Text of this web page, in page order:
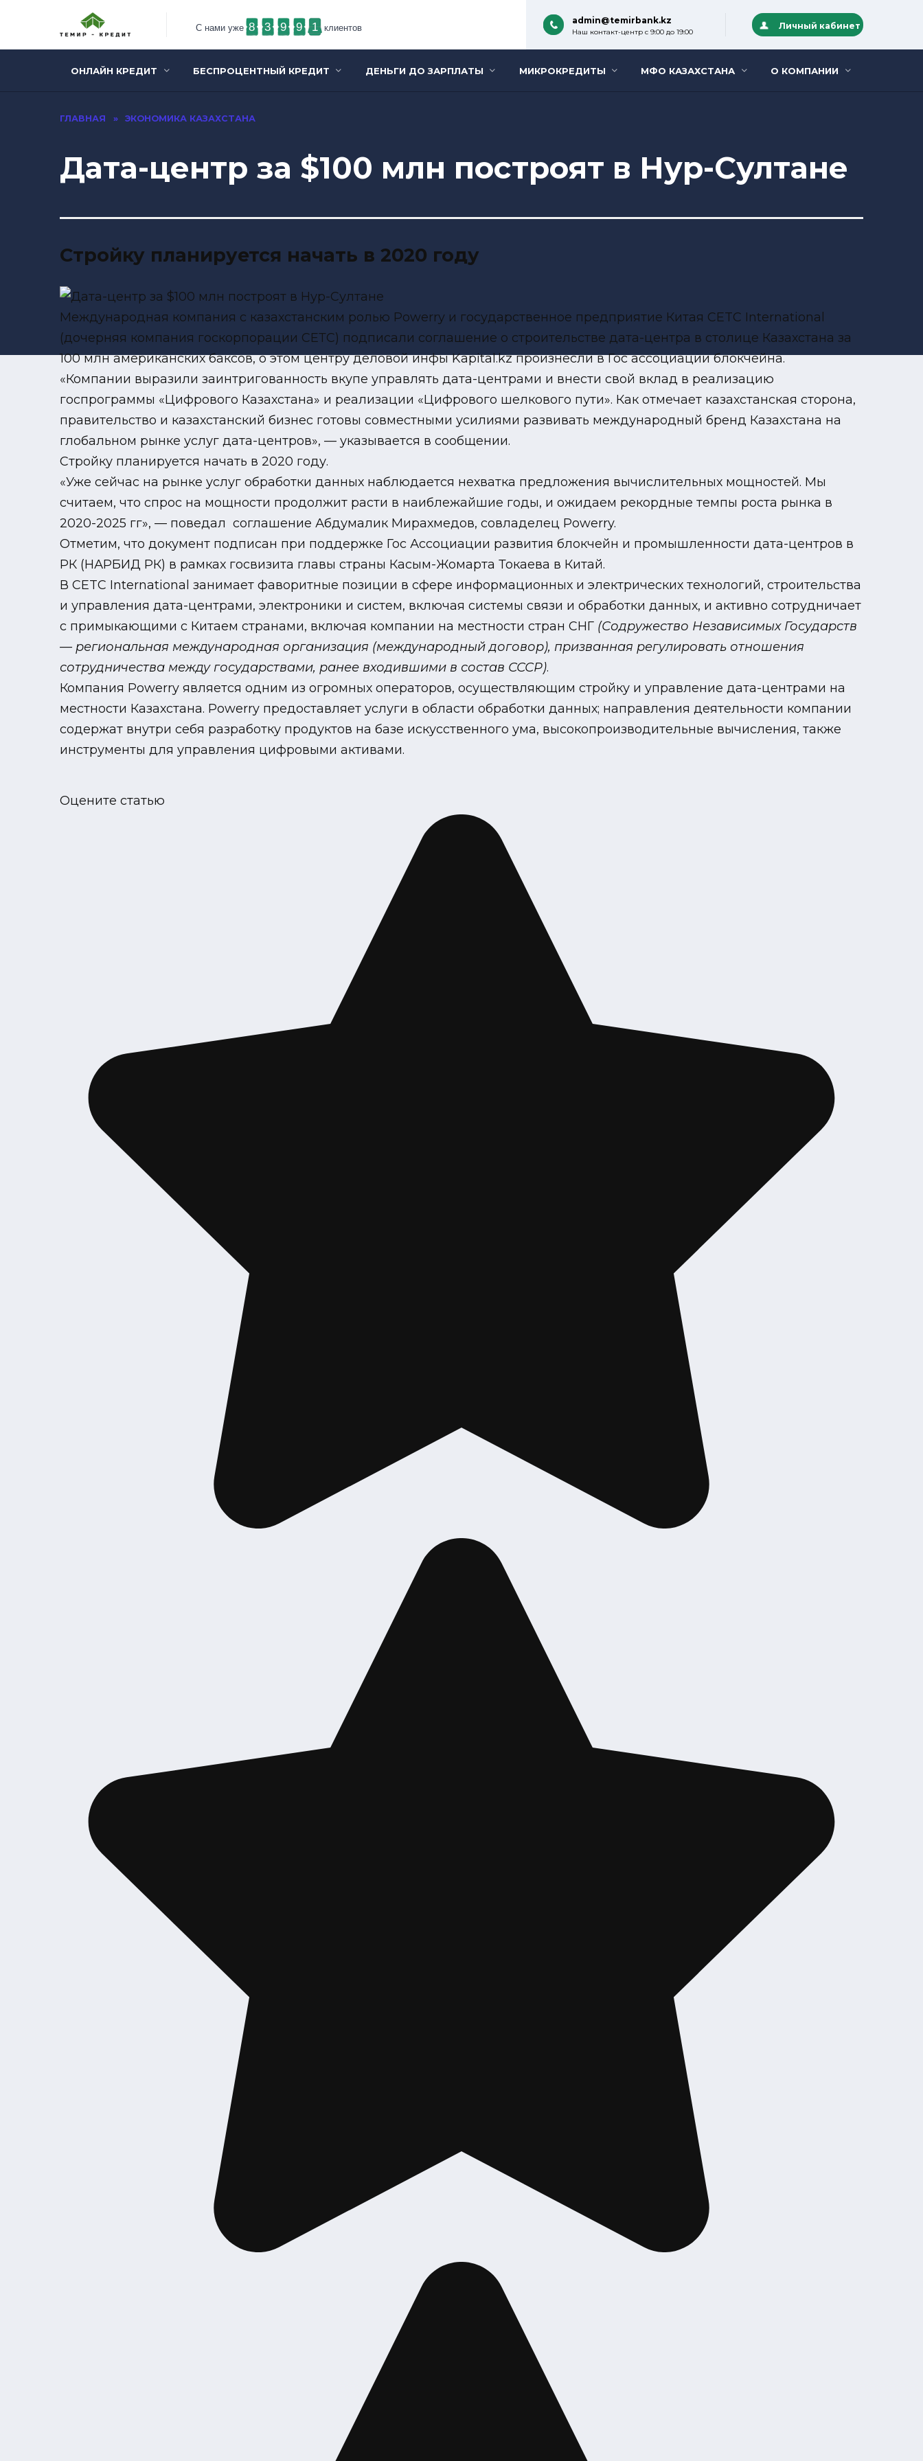
С нами уже 8 3 9 9 1 клиентов
admin@temirbank.kz
Наш контакт-центр с 9:00 до 19:00
Личный кабинет
ОНЛАЙН КРЕДИТ БЕСПРОЦЕНТНЫЙ КРЕДИТ ДЕНЬГИ ДО ЗАРПЛАТЫ МИКРОКРЕДИТЫ МФО КАЗАХСТАНА О КОМПАНИИ
ГЛАВНАЯ » ЭКОНОМИКА КАЗАХСТАНА
Дата-центр за $100 млн построят в Нур-Султане
Стройку планируется начать в 2020 году
Международная компания с казахстанским ролью Powerry и государственное предприятие Китая CETC International
(дочерняя компания госкорпорации СЕТС) подписали соглашение о строительстве дата-центра в столице Казахстана за
100 млн американских баксов, о этом центру деловой инфы Kapital.kz произнесли в Гос ассоциации блокчейна.
«Компании выразили заинтригованность вкупе управлять дата-центрами и внести свой вклад в реализацию
госпрограммы «Цифрового Казахстана» и реализации «Цифрового шелкового пути». Как отмечает казахстанская сторона,
правительство и казахстанский бизнес готовы совместными усилиями развивать международный бренд Казахстана на
глобальном рынке услуг дата-центров», — указывается в сообщении.
Стройку планируется начать в 2020 году.
«Уже сейчас на рынке услуг обработки данных наблюдается нехватка предложения вычислительных мощностей. Мы
считаем, что спрос на мощности продолжит расти в наиблежайшие годы, и ожидаем рекордные темпы роста рынка в
2020-2025 гг», — поведал соглашение Абдумалик Мирахмедов, совладелец Powerry.
Отметим, что документ подписан при поддержке Гос Ассоциации развития блокчейн и промышленности дата-центров в
РК (НАРБИД РК) в рамках госвизита главы страны Касым-Жомарта Токаева в Китай.
В CETC International занимает фаворитные позиции в сфере информационных и электрических технологий, строительства
и управления дата-центрами, электроники и систем, включая системы связи и обработки данных, и активно сотрудничает
с примыкающими с Китаем странами, включая компании на местности стран СНГ (Содружество Независимых Государств
— региональная международная организация (международный договор), призванная регулировать отношения
сотрудничества между государствами, ранее входившими в состав СССР).
Компания Powerry является одним из огромных операторов, осуществляющим стройку и управление дата-центрами на
местности Казахстана. Powerry предоставляет услуги в области обработки данных; направления деятельности компании
содержат внутри себя разработку продуктов на базе искусственного ума, высокопроизводительные вычисления, также
инструменты для управления цифровыми активами.
Оцените статью